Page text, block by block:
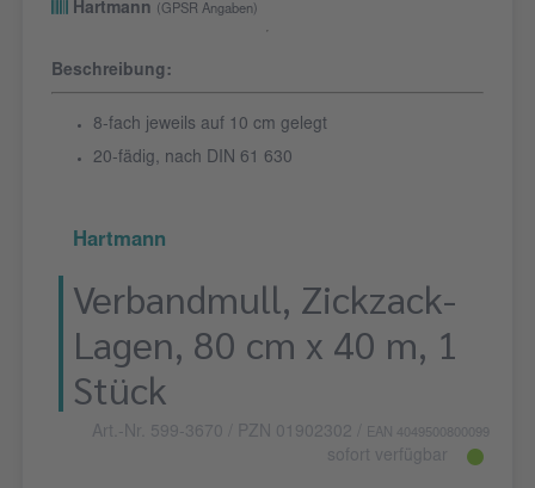
Hartmann
(GPSR Angaben)
Beschreibung:
8-fach jeweils auf 10 cm gelegt
20-fädig, nach DIN 61 630
Hartmann
Verbandmull, Zickzack-
Lagen, 80 cm x 40 m, 1
Stück
Art.-Nr. 599-3670 / PZN 01902302 EAN 4049500800099
sofort verfügbar